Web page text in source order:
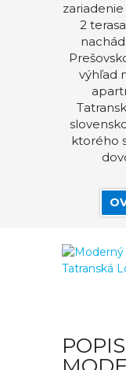
2
výhľad
ktorého